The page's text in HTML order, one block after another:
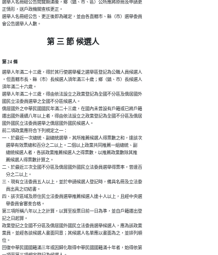
選舉人名冊經公告閱覽期滿後，鄉（鎮、市、區）公所應將原冊及申請更
正情形，送戶政機關查核更正。
選舉人名冊經公告、更正後即為確定，並由各直轄市、縣（市）選舉委員
會公告選舉人人數。
第 三 節 候選人
第 24 條
選舉人年滿二十三歲，得於其行使選舉權之選舉區登記為公職人員候選人
。但直轄市長、縣（市）長候選人須年滿三十歲；鄉（鎮、市）長候選人
須年滿二十六歲。
選舉人年滿二十三歲，得由依法設立之政黨登記為全國不分區及僑居國外
國民立法委員選舉之全國不分區候選人。
僑居國外之中華民國國民年滿二十三歲，在國內未曾設有戶籍或已將戶籍
遷出國外連續八年以上者，得由依法設立之政黨登記為全國不分區及僑居
國外國民立法委員選舉之僑居國外國民候選人。
前二項政黨應符合下列規定之一：
一、於最近一次總統、副總統選舉，其所推薦候選人得票數之和，達該次
    選舉有效票總和百分之二以上。二個以上政黨共同推薦一組總統、副
    總統候選人者，各該政黨推薦候選人之得票數，以推薦政黨數除其推
    薦候選人得票數計算之。
二、於最近三次全國不分區及僑居國外國民立法委員選舉得票率，曾達百
    分之二以上。
三、現有立法委員五人以上，並於申請候選人登記時，備具名冊及立法委
    員出具之切結書。
四、該次區域及原住民立法委員選舉推薦候選人達十人以上，且經中央選
    舉委員會審查合格。
第三項所稱八年以上之計算，以算至投票日前一日為準，並自戶籍遷出登
記之日起算。
政黨登記之全國不分區及僑居國外國民立法委員選舉候選人，應為該政黨
黨員，並經各該候選人書面同意；其候選人名單應以書面為之，並排列順
位。
回復中華民國國籍滿三年或因歸化取得中華民國國籍滿十年者，始得依第